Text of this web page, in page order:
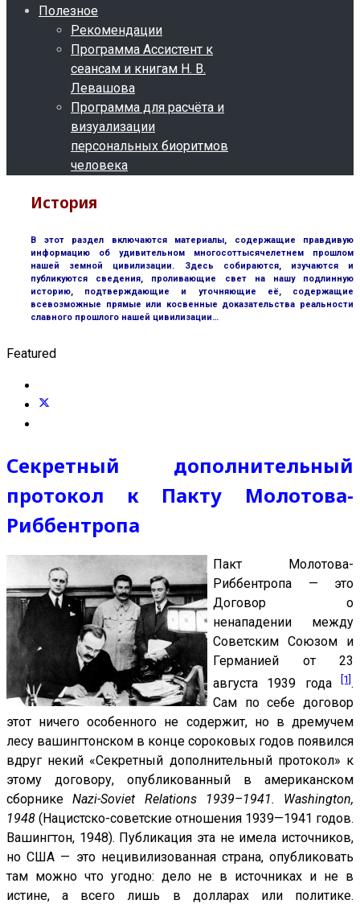
Полезное
Рекомендации
Программа Ассистент к
сеансам и книгам Н. В.
Левашова
Программа для расчёта и
визуализации
персональных биоритмов
человека
История
В этот раздел включаются материалы, содержащие правдивую
информацию об удивительном многосоттысячелетнем прошлом
нашей земной цивилизации. Здесь собираются, изучаются и
публикуются сведения, проливающие свет на нашу подлинную
историю, подтверждающие и уточняющие её, содержащие
всевозможные прямые или косвенные доказательства реальности
славного прошлого нашей цивилизации…
Featured
Секретный дополнительный
протокол к Пакту Молотова-
Риббентропа
Пакт Молотова-
Риббентропа — это
Договор о
ненападении между
Советским Союзом и
Германией от 23
августа 1939 года
[1] .
Сам по себе договор
этот ничего особенного не содержит, но в дремучем
лесу вашингтонском в конце сороковых годов появился
вдруг некий «Секретный дополнительный протокол» к
этому договору, опубликованный в американском
сборникеNazi-Soviet Relations 1939–1941. Washington,
1948 (Нацистско-советские отношения 1939—1941 годов.
Вашингтон, 1948). Публикация эта не имела источников,
но США — это нецивилизованная страна, опубликовать
там можно что угодно: дело не в источниках и не в
истине, а всего лишь в долларах или политике.